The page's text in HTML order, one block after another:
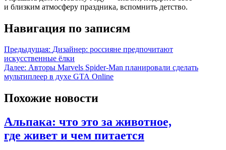
и близким атмосферу праздника, вспомнить детство.
Навигация по записям
Предыдущая: Дизайнер: россияне предпочитают
искусственные ёлки
Далее: Авторы Marvels Spider-Man планировали сделать
мультиплеер в духе GTA Online
Похожие новости
Альпака: что это за животное,
где живет и чем питается